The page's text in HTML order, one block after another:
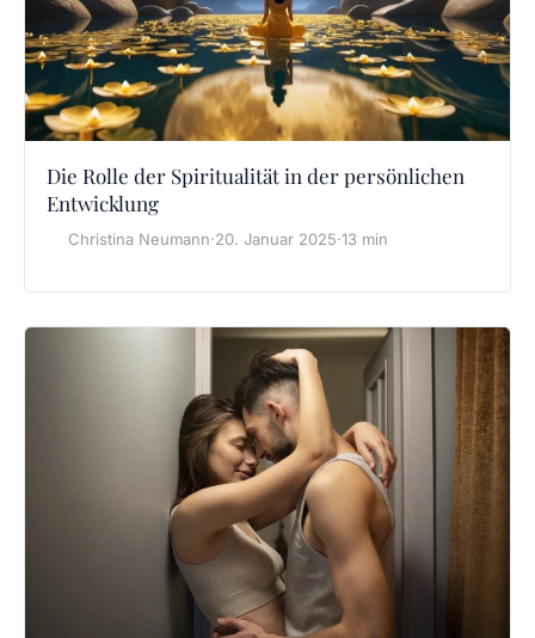
Die Rolle der Spiritualität in der persönlichen
Entwicklung
Christina Neumann·20. Januar 2025·13 min